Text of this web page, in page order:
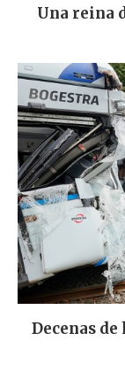
Una reina
Decenas